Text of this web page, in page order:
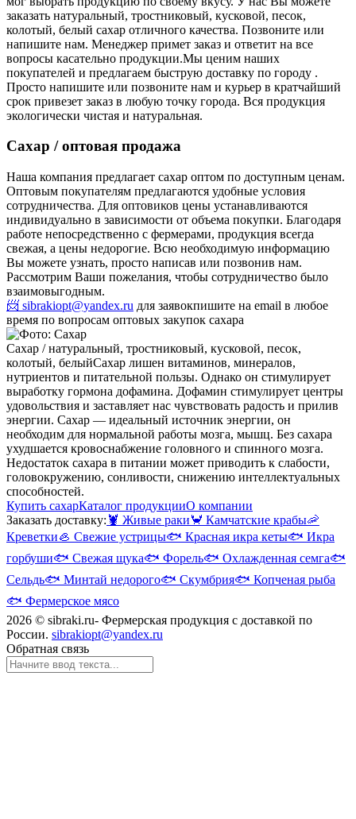
заказать натуральный, тростниковый, кусковой, песок,
колотый, белый сахар отличного качества. Позвоните или
напишите нам. Менеджер примет заказ и ответит на все
вопросы касательно продукции.Мы ценим наших
покупателей и предлагаем быструю доставку по городу .
Просто напишите или позвоните нам и курьер в кратчайший
срок привезет заказ в любую точку города. Вся продукция
экологически чистая и натуральная.
Сахар / оптовая продажа
Наша компания предлагает сахар оптом по доступным ценам.
Оптовым покупателям предлагаются удобные условия
сотрудничества. Для оптовиков цены устанавливаются
индивидуально в зависимости от объема покупки. Благодаря
работе непосредственно с фермерами, продукция всегда
свежая, а цены недорогие. Всю необходимую информацию
Вы можете узнать, просто написав или позвонив нам.
Рассмотрим Ваши пожелания, чтобы сотрудничество было
взаимовыгодным.
📨 sibrakiopt@yandex.ru для заявокпишите на email в любое
время по вопросам оптовых закупок сахара
Сахар / натуральный, тростниковый, кусковой, песок,
колотый, белыйСахар лишен витаминов, минералов,
нутриентов и питательной пользы. Однако он стимулирует
выработку гормона дофамина. Дофамин стимулирует центры
удовольствия и заставляет нас чувствовать радость и прилив
энергии. Сахар — идеальный источник энергии, он
необходим для нормальной работы мозга, мышц. Без сахара
ухудшается кровоснабжение головного и спинного мозга.
Недостаток сахара в питании может приводить к слабости,
головокружению, сонливости, снижению интеллектуальных
способностей.
Купить сахарКаталог продукцииО компании
Заказать доставку: 🦞 Живые раки🦀 Камчатские крабы🦐
Креветки🦪 Свежие устрицы🐟 Красная икра кеты🐟 Икра
горбуши🐟 Свежая щука🐟 Форель🐟 Охлажденная семга🐟
Сельдь🐟 Минтай недорого🐟 Скумбрия🐟 Копченая рыба
🐟 Фермерское мясо
2026 © sibraki.ru- Фермерская продукция с доставкой по
России. sibrakiopt@yandex.ru
Обратная связь